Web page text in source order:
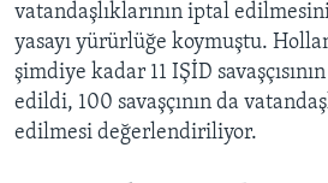
vatandaşlıklarının iptal
yasayı yürürlüğe koymuştu.
şimdiye kadar 11 IŞİD
edildi, 100 savaşçının da
edilmesi değerlendiriliyor.